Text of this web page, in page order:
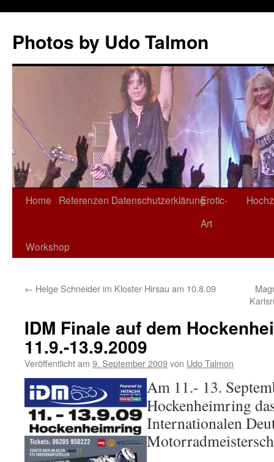
springen
Photos by Udo Talmon
Home Referenzen DatenschutzerklärungErotic-
Art
Workshop
← Helge Schneider im Kloster Hirsau am 10.8.09
IDM Finale auf dem
11.9.-13.9.2009
Veröffentlicht am 9. September 2009von Udo Talmon
Am 11.- 13.
Hockenheimring
Internationalen